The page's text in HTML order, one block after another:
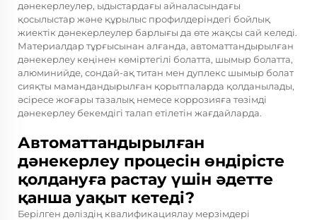
дәнекерлеулер, ыдыстардағы айналасындағы
қосылыстар және құрылыс профилдеріндегі бойлық
жиектік дәнекерлеулер барлығы да өте жақсы сай келеді.
Материалдар тұрғысынан алғанда, автоматтандырылған
дәнекерлеу кеңінен көміртегілі болатта, шымыр болатта,
алюминийде, сондай-ақ титан мен дуплекс шымыр болат
сияқты мамандандырылған қорытпаларда қолданылады,
әсіресе жоғары тазалық немесе коррозияға төзімді
дәнекерлеу бекемдігі талап етілетін жағдайларда.
Автоматтандырылған
дәнекерлеу процесін өндірісте
қолдануға растау үшін әдетте
қанша уақыт кетеді?
Берілген дәліздің квалификациялау мерзімдері